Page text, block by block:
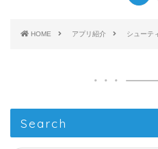
HOME アプリ紹介 シューテ
Search